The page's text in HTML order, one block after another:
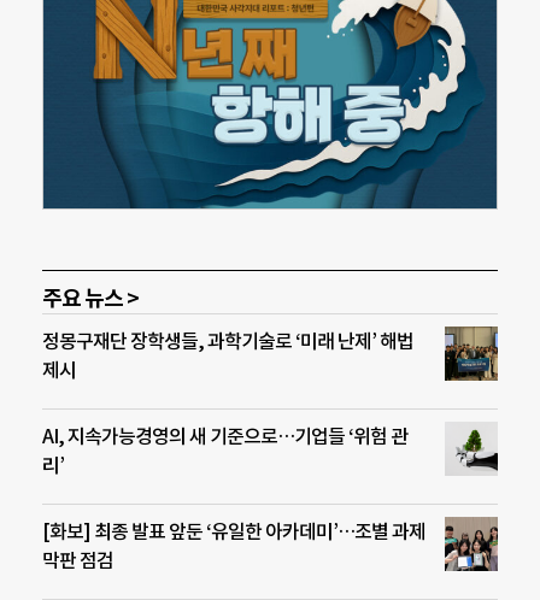
주요 뉴스 >
정몽구재단 장학생들, 과학기술로 ‘미래 난제’ 해법
제시
AI, 지속가능경영의 새 기준으로…기업들 ‘위험 관
리’
[화보] 최종 발표 앞둔 ‘유일한 아카데미’…조별 과제
막판 점검